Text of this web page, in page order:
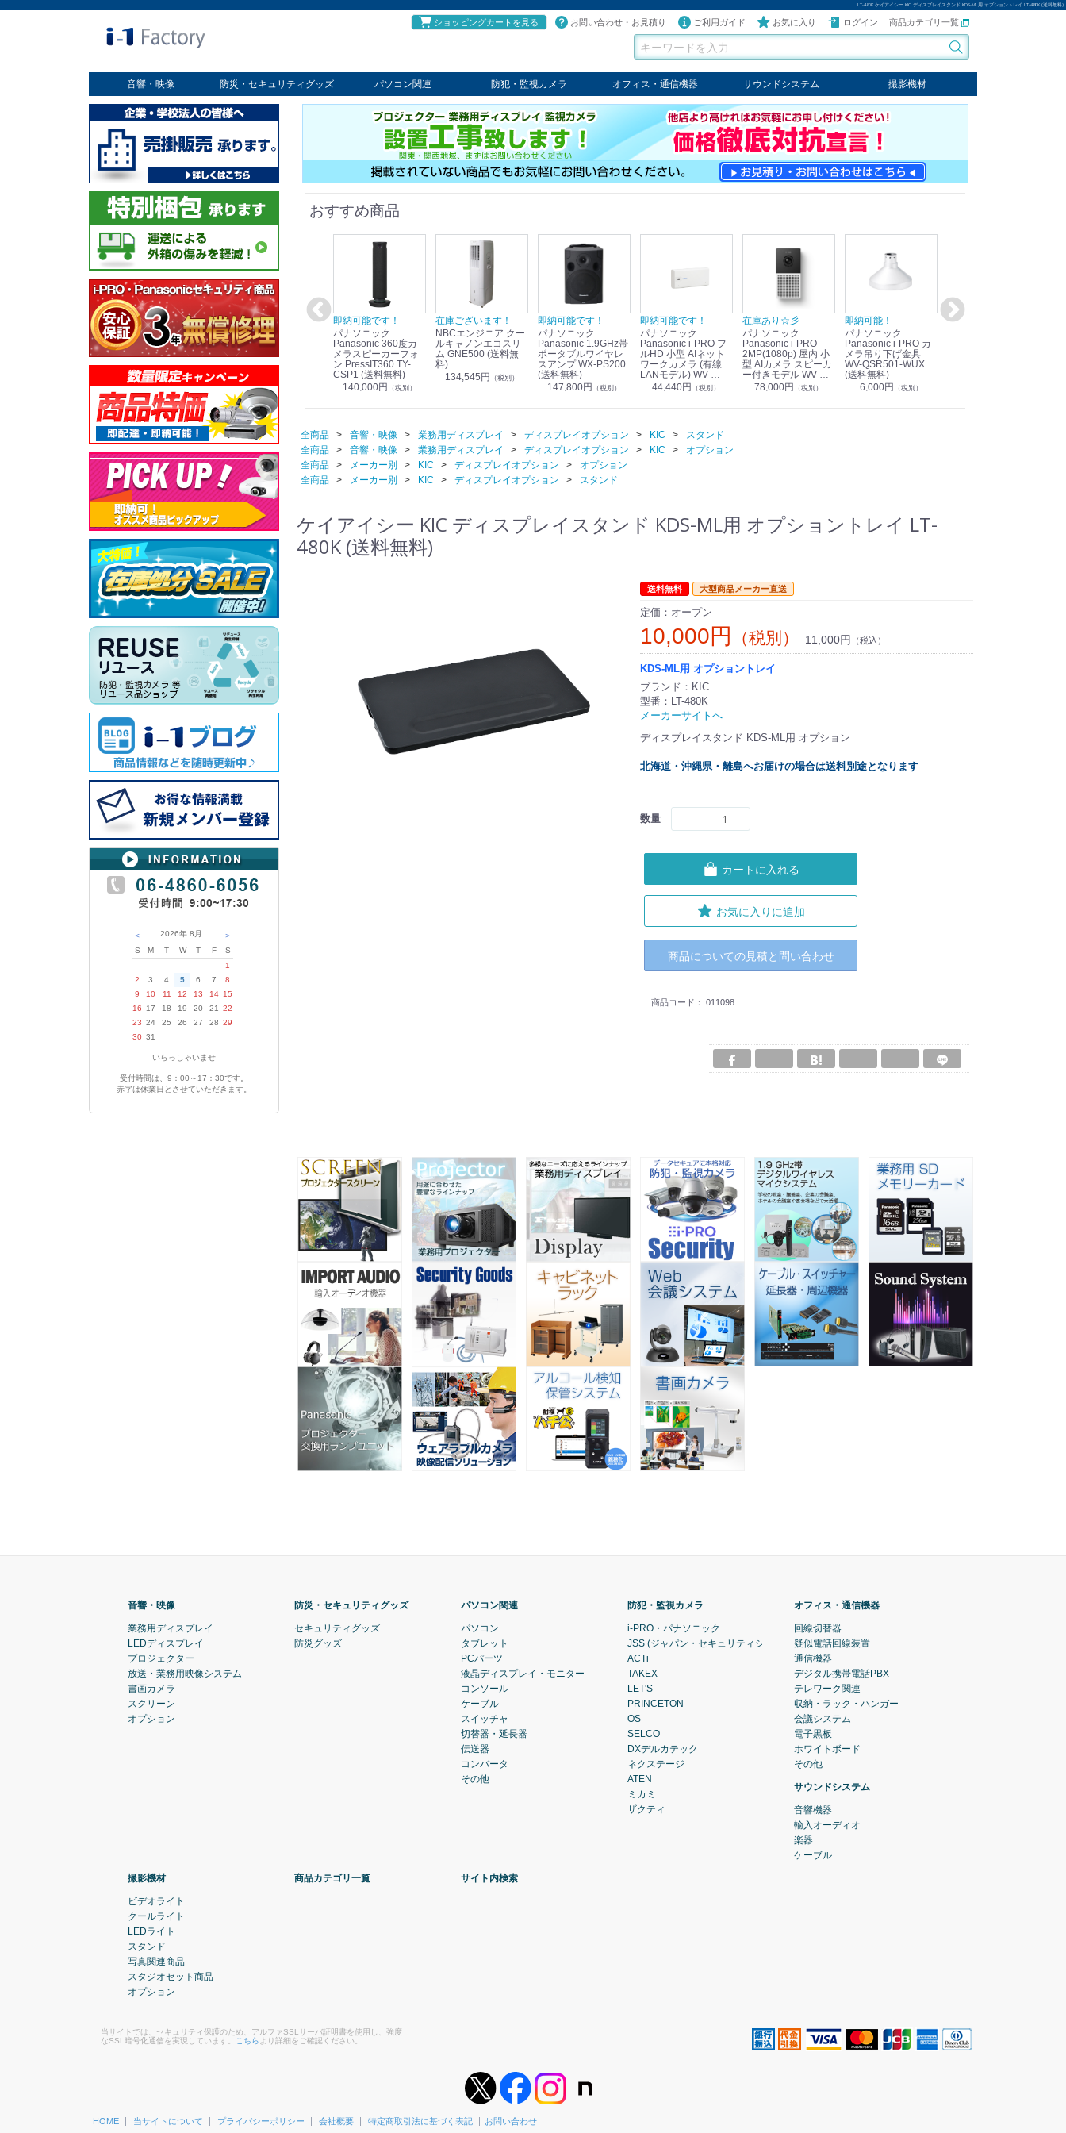
LT-480K ケイアイシー KIC ディスプレイスタンド KDS-ML用 オプショントレイ LT-480K (送料無料)
ショッピングカートを見る お問い合わせ・お見積り ご利用ガイド お気に入り ログイン 商品カテゴリ一覧
音響・映像
業務用ディスプレイ
プロジェクター
放送・業務用映像システム
書画カメラ
スクリーン
オプション
防災・セキュリティグッズ
セキュリティグッズ
防災グッズ
パソコン関連
パソコン
タブレット
PCパーツ
コンソール
ケーブル
切替器・延長器
伝送器
コンバータ
その他
防犯・監視カメラ
パナソニック
TAKEX
LET'S
JSS
SELCO
PRINCETON
OS
ネクステージ
ATEN
オフィス・通信機器
回線切替器
疑似電話回線装置
通信機器
デジタル携帯電話PBX
収納・ラック・ハンガー
会議システム
電子黒板
ホワイトボード
その他
サウンドシステム
音響機器
輸入オーディオ
楽器
ケーブル
撮影機材
ビデオライト
クールライト
LEDライト
スタンド
写真関連商品
スタジオセット商品
オプション
＜ 2026年 8月
＞
S
M T W T F
S
1
2
3 4 5 6 7
8
9
10 11 12 13 14 15
16
17 18 19 20 21
22
23 24 25 26 27 28 29
30 31
いらっしゃいませ
受付時間は、9：00～17：30です。
赤字は休業日とさせていただきます。
おすすめ商品
Panasonic i-PRO
2MP(1080p) 屋内 小
型 AIカメラ スピーカ
S71301-F2L (送料無
（税別）
即納可能！
パナソニック
Panasonic i-PRO カ
メラ吊り下げ金具
WV-QSR501-WUX
(送料無料)
6,000円（税別）
在庫あり！送料無料！
パナソニック
Panasonic リモコン
マイク (10局用) WR-
210A (送料無料)
39,000円
即納可能です！
パナソニック
Panasonic 360度カ
メラスピーカーフォ
ン PressIT360 TY-
CSP1 (送料無料)
140,000円 （税別）
在庫ございます！
NBCエンジニア クー
ルキャノンエコスリ
ム GNE500 (送料無
料)
134,545円
（税別）
即納可能です！
パナソニック
Panasonic 1.9GHz帯
ポータブルワイヤレ
スアンプ WX-PS200
(送料無料)
147,800円 （税別）
即納可能です！
パナソニック
Panasonic i-PRO フ
ルHD 小型 AIネット
ワークカメラ (有線
LANモデル) WV-
S7130UX (送料無料)
44,440円 （税別）
在庫あり☆彡
パナソニック
Panasonic i-PRO
2MP(1080p) 屋内 小
型 AIカメラ スピーカ
ー付きモデル WV-
S71301-F2L (送料無
78,000円 （税別）
即納可能！
パナソニック
Panasonic i-PRO カ
メラ吊り下げ金具
WV-QSR501-WUX
(送料無料)
6,000円 （税別）
全商品 音響・映像 業務用ディスプレイ ディスプレイオプション KIC
スタンド
全商品
音響・映像 業務用ディスプレイ ディスプレイオプション KIC
オプション
全商品
メーカー別 KIC ディスプレイオプション
オプション
全商品
メーカー別 KIC ディスプレイオプション スタンド
ケイアイシー KIC ディスプレイスタンド KDS-ML用 オプショントレイ LT-
480K (送料無料)
送料無料 大型商品メーカー直送
定価：オープン
10,000円 （税別） 11,000円 （税込）
KDS-ML用 オプショントレイ
ブランド：KIC
型番：LT-480K
メーカーサイトへ
ディスプレイスタンド KDS-ML用 オプション
北海道・沖縄県・離島へお届けの場合は送料別途となります
数量
カートに入れる
お気に入りに追加
商品についての見積と問い合わせ
商品コード： 011098
音響・映像
業務用ディスプレイ
LEDディスプレイ
プロジェクター
放送・業務用映像システム
書画カメラ
スクリーン
オプション
防災・セキュリティグッズ
セキュリティグッズ
防災グッズ
パソコン関連
パソコン
タブレット
PCパーツ
液晶ディスプレイ・モニター
コンソール
ケーブル
スイッチャ
切替器・延長器
伝送器
コンバータ
その他
防犯・監視カメラ
i-PRO・パナソニック
JSS (ジャパン・セキュリティシステム)
ACTi
TAKEX
LET'S
PRINCETON
OS
SELCO
DXデルカテック
ネクステージ
ATEN
ミカミ
ザクティ
オフィス・通信機器
回線切替器
疑似電話回線装置
通信機器
デジタル携帯電話PBX
テレワーク関連
収納・ラック・ハンガー
会議システム
電子黒板
ホワイトボード
その他
サウンドシステム
音響機器
輸入オーディオ
楽器
ケーブル
撮影機材
ビデオライト
クールライト
LEDライト
スタンド
写真関連商品
スタジオセット商品
オプション
商品カテゴリ一覧 サイト内検索
当サイトでは、セキュリティ保護のため、アルファSSLサーバ証明書を使用し、強度
なSSL暗号化通信を実現しています。 こちらより詳細をご確認ください。
HOME 当サイトについて プライバシーポリシー 会社概要 特定商取引法に基づく表記 お問い合わせ